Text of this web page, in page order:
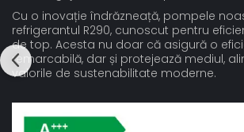
Cu o inovație îndrăzneață, pompele
refrigerantul R290, cunoscut pentru
de top. Acesta nu doar că asigură o
remarcabilă, dar și protejează mediul,
valorile de sustenabilitate moderne.